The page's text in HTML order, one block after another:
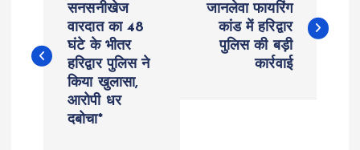
s
सनसनीखेज
वारदात का 48
घंटे के भीतर
हरिद्वार पुलिस ने
किया खुलासा,
आरोपी धर
दबोचा*
जानलेवा फायरिंग
कांड में हरिद्वार
पुलिस की बड़ी
कार्रवाई